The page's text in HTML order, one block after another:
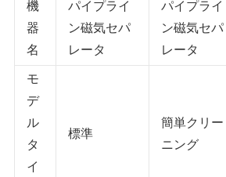
機
器
名
パイプライ
ン磁気セパ
レータ
パイプライ
ン磁気セパ
レータ
モ
デ
ル
タ
イ
標準
簡単クリー
ニング